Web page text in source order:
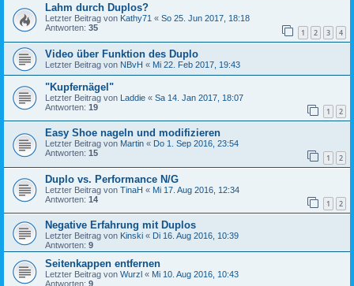
Lahm durch Duplos?
Letzter Beitrag von Kathy71 « So 25. Jun 2017, 18:18
Antworten: 35 1 2 3 4
Video über Funktion des Duplo
Letzter Beitrag von NBvH « Mi 22. Feb 2017, 19:43
"Kupfernägel"
Letzter Beitrag von Laddie « Sa 14. Jan 2017, 18:07
Antworten: 19 1 2
Easy Shoe nageln und modifizieren
Letzter Beitrag von Martin « Do 1. Sep 2016, 23:54
Antworten: 15 1 2
Duplo vs. Performance N/G
Letzter Beitrag von TinaH « Mi 17. Aug 2016, 12:34
Antworten: 14 1 2
Negative Erfahrung mit Duplos
Letzter Beitrag von Kinski « Di 16. Aug 2016, 10:39
Antworten: 9
Seitenkappen entfernen
Letzter Beitrag von Wurzl « Mi 10. Aug 2016, 10:43
Antworten: 9